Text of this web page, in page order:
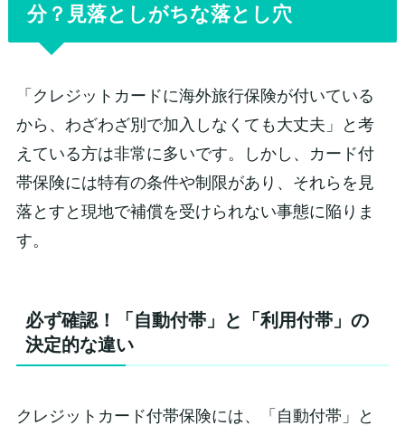
分？見落としがちな落とし穴
「クレジットカードに海外旅行保険が付いている
から、わざわざ別で加入しなくても大丈夫」と考
えている方は非常に多いです。しかし、カード付
帯保険には特有の条件や制限があり、それらを見
落とすと現地で補償を受けられない事態に陥りま
す。
必ず確認！「自動付帯」と「利用付帯」の
決定的な違い
クレジットカード付帯保険には、「自動付帯」と